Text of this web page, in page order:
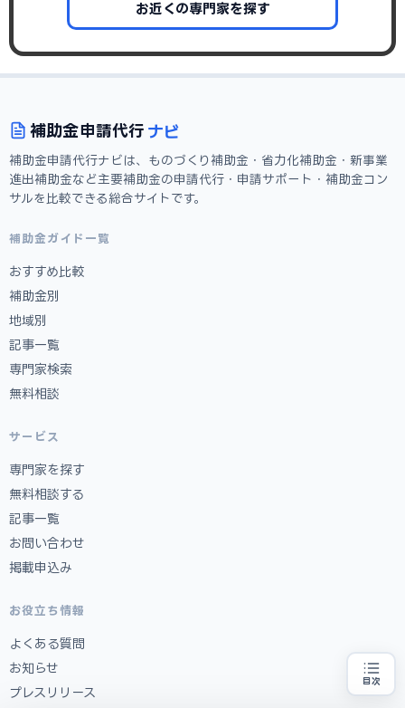
目次
補助金の申請代行をお探しの方
お近くの専門家を探す
補助金申請代行 ナビ
補助金申請代行ナビは、ものづくり補助金・省力化補助金・新事業
進出補助金など主要補助金の申請代行・申請サポート・補助金コン
サルを比較できる総合サイトです。
補助金ガイド一覧
おすすめ比較
補助金別
地域別
記事一覧
専門家検索
無料相談
サービス
専門家を探す
無料相談する
記事一覧
お問い合わせ
掲載申込み
お役立ち情報
よくある質問
お知らせ
プレスリリース